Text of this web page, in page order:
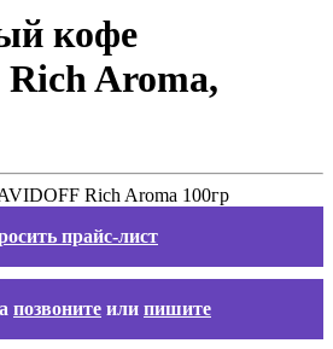
кофе
Aroma,
прайс-лист
позвоните или пишите